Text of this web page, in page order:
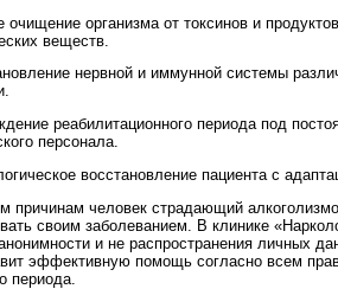
очищение организма от токсинов и
веществ.
нервной и иммунной системы
реабилитационного периода под
персонала.
восстановление пациента с
причинам человек страдающий
своим заболеванием. В клинике
и не распространения личных
эффективную помощь согласно всем
периода.